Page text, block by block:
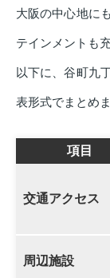
大阪の中心地に
テインメントも
以下に、谷町九
表形式でまとめま
項目
交通アクセス
周辺施設